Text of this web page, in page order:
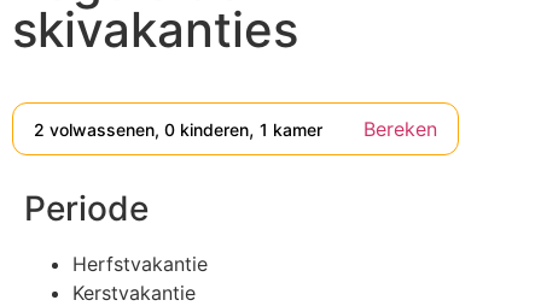
skivakanties
2 volwassenen, 0 kinderen, 1 kamer
Periode
Herfstvakantie
Kerstvakantie